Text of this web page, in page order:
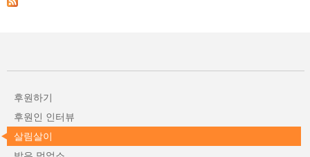
후원하기
후원인 인터뷰
살림살이